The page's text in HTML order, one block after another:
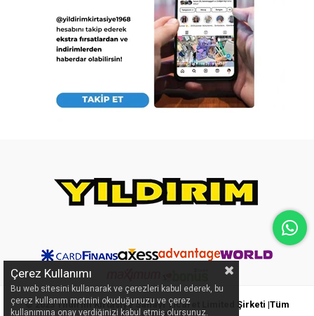
© 2023 Yıldırım Kırtasiye Sanayi Ticaret Limited Şirketi |Tüm
Hakları Saklıdır.
Çerez Kullanımı
Bu web sitesini kullanarak ve çerezleri kabul ederek, bu
çerez kullanım metnini okuduğunuzu ve çerez
kullanımına onay verdiğinizi kabul etmiş olursunuz.